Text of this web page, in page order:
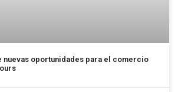
nuevas oportunidades para el comercio